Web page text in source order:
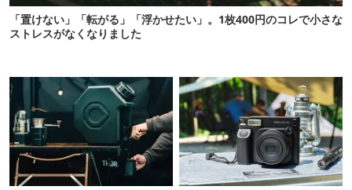
「置けない」「転がる」「浮かせたい」。1枚400円のコレで小さな
ストレスがなくなりました